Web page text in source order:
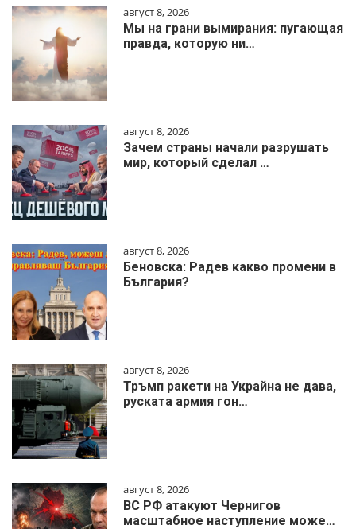
август 8, 2026
Мы на грани вымирания: пугающая
правда, которую ни…
август 8, 2026
Зачем страны начали разрушать
мир, который сделал …
август 8, 2026
Беновска: Радев какво промени в
България?
август 8, 2026
Тръмп ракети на Украйна не дава,
руската армия гон…
август 8, 2026
ВС РФ атакуют Чернигов
масштабное наступление може…